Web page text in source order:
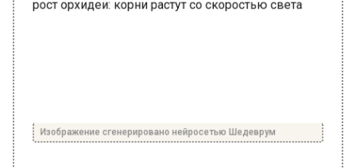
1 декабря 2024, 00:31